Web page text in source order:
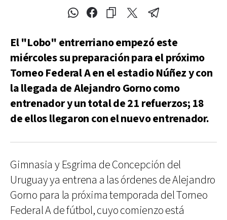
El "Lobo" entrerriano empezó este
miércoles su preparación para el próximo
Torneo Federal A en el estadio Núñez y con
la llegada de Alejandro Gorno como
entrenador y un total de 21 refuerzos; 18
de ellos llegaron con el nuevo entrenador.
Gimnasia y Esgrima de Concepción del
Uruguay ya entrena a las órdenes de Alejandro
Gorno para la próxima temporada del Torneo
Federal A de fútbol, cuyo comienzo está